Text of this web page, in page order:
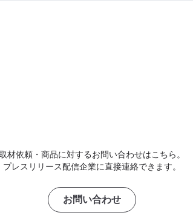
材依頼・商品に対するお問い合わせはこちら。
プレスリリース配信企業に直接連絡できます。
お問い合わせ